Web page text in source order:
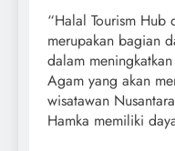
“Halal Tourism Hub
merupakan bagian
dalam
Agam yang akan
wisatawan
Hamka memiliki